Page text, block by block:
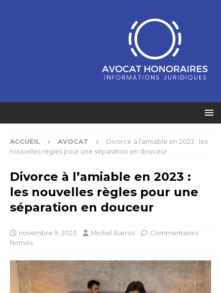
ACCUEIL AVOCAT
Divorce à l’amiable en 2023 : les
nouvelles règles pour une séparation en douceur
Divorce à l’amiable en 2023 :
les nouvelles règles pour une
séparation en douceur
novembre 9, 2023 Michel Barros
Commentaires
fermés